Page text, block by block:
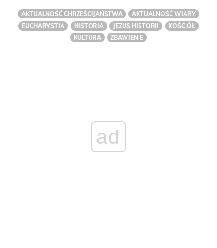
AKTUALNOŚĆ CHRZEŚCIJAŃSTWA
AKTUALNOŚĆ WIARY
EUCHARYSTIA
HISTORIA JEZUS HISTORII
KOŚCIÓŁ
KULTURA
ZBAWIENIE
ad